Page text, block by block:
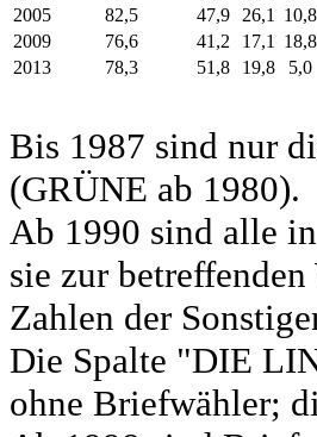
2005
82,5 47,9 26,1 10,8
2009
76,6 41,2 17,1 18,8
2013
78,3 51,8 19,8 5,0
Bis 1987 sind nur
(GRÜNE ab 1980).
Ab 1990 sind alle
sie zur
Zahlen der
Die Spalte "DIE
ohne Briefwähler;